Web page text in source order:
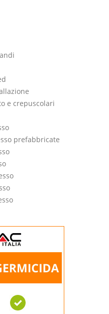
e crepuscolari
prefabbricate